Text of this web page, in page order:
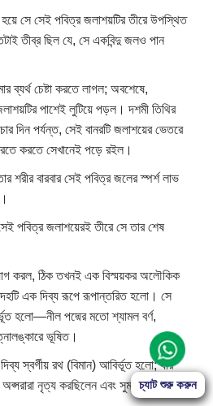
Start Chat
সে সেই পবিত্র জলাশয়টির তীরে উপস্থিত
তীব্র ছিল যে, সে একবিন্দু জলও পান
ব্যর্থ চেষ্টা করতে লাগল; অবশেষে,
পাশেই লুটিয়ে পড়ল। দশমী তিথির
দিন পর্যন্ত, সেই বানরটি জলাশয়ের ভেতরে
করতে সেখানেই পড়ে রইল।
শরীর বারবার সেই পবিত্র জলের স্পর্শ লাভ
পবিত্র জলাশয়েরই তীরে সে তার শেষ
করল, ঠিক তখনই এক বিস্ময়কর অলৌকিক
এক দিব্য রূপে রূপান্তরিত হলো। সে
হলো—নীল পদ্মের মতো শ্যামল বর্ণ,
ভূষিত।
স্বর্গীয় রথ (বিমান) আবির্ভূত হলো; যার
নৃত্য করছিলেন এবং সুমধুর বাদ্যযন্ত্র
চ্যাট শুরু করুন